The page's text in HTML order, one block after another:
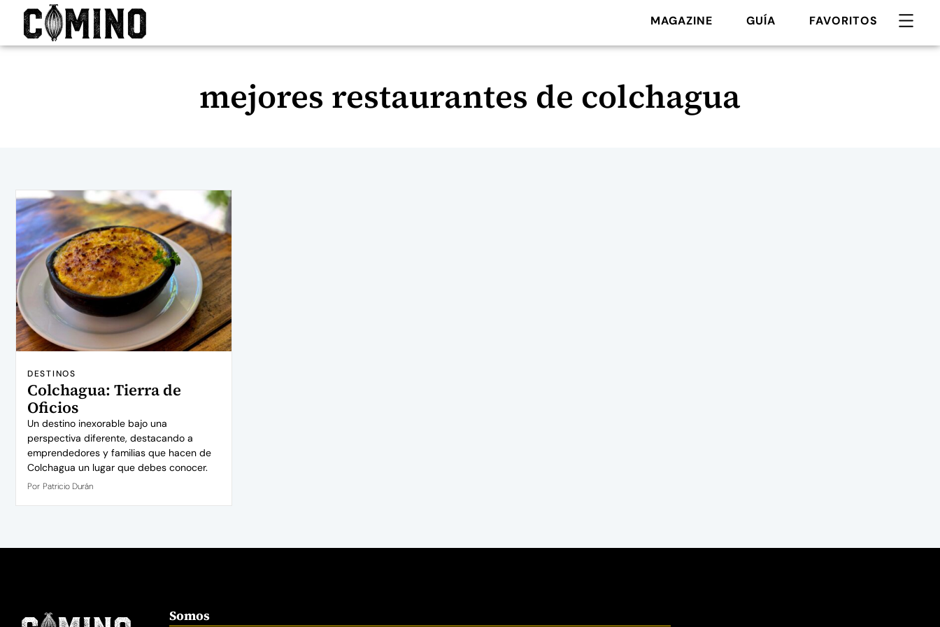
MAGAZINE GUÍA FAVORITOS
mejores restaurantes de colchagua
DESTINOS
Colchagua: Tierra de
Oficios
Un destino inexorable bajo una
perspectiva diferente, destacando a
emprendedores y familias que hacen de
Colchagua un lugar que debes conocer.
Por Patricio Durán
Somos